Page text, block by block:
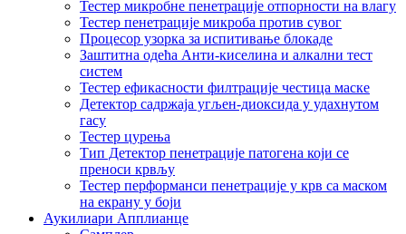
Тестер микробне пенетрације отпорности на влагу
Тестер пенетрације микроба против сувог
Процесор узорка за испитивање блокаде
Заштитна одећа Анти-киселина и алкални тест
систем
Тестер ефикасности филтрације честица маске
Детектор садржаја угљен-диоксида у удахнутом
гасу
Тестер цурења
Тип Детектор пенетрације патогена који се
преноси крвљу
Тестер перформанси пенетрације у крв са маском
на екрану у боји
Аукилиари Апплианце